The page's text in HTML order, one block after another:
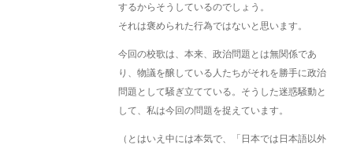
するからそうしているのでしょう。
それは褒められた行為ではないと思います。
今回の校歌は、本来、政治問題とは無関係であ
り、物議を醸している人たちがそれを勝手に政治
問題として騒ぎ立てている。そうした迷惑騒動と
して、私は今回の問題を捉えています。
（とはいえ中には本気で、「日本では日本語以外